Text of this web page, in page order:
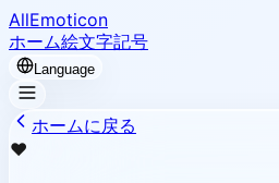
AllEmoticon
ホーム絵文字記号
Language
ホームに戻る
❤️